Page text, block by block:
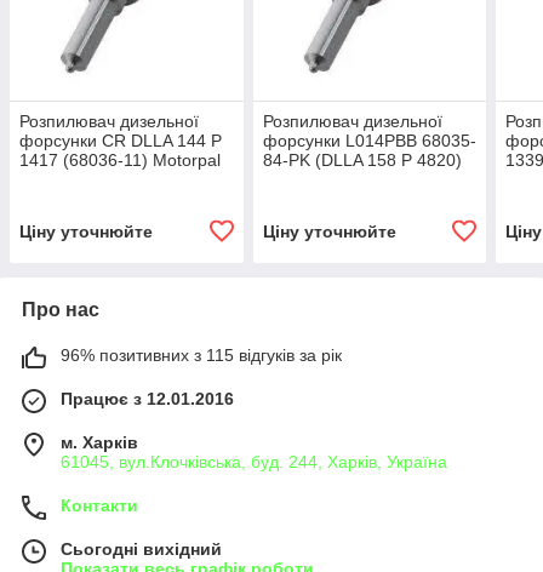
Розпилювач дизельної
форсунки CR DLLA 144 P
1417 (68036-11) Motorpal
Ціну уточнюйте
Розпилювач дизельної
форсунки L014PBB 68035-
84-PK (DLLA 158 P 4820)
Ціну уточнюйте
Про нас
96% позитивних з 115 відгуків за рік
Працює з 12.01.2016
м. Харків
61045, вул.Клочківська, буд. 244, Харків, Україна
Контакти
Сьогодні вихідний